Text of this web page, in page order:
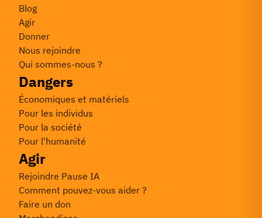
Blog
Agir
Donner
Nous rejoindre
Qui sommes-nous ?
Dangers
Économiques et matériels
Pour les individus
Pour la société
Pour l'humanité
Agir
Rejoindre Pause IA
Comment pouvez-vous aider ?
Faire un don